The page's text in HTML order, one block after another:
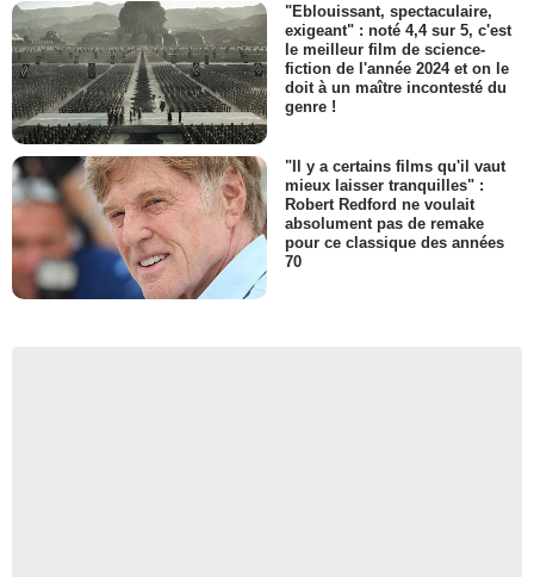
"Eblouissant, spectaculaire,
exigeant" : noté 4,4 sur 5, c'est
le meilleur film de science-
fiction de l'année 2024 et on le
doit à un maître incontesté du
genre !
"Il y a certains films qu'il vaut
mieux laisser tranquilles" :
Robert Redford ne voulait
absolument pas de remake
pour ce classique des années
70